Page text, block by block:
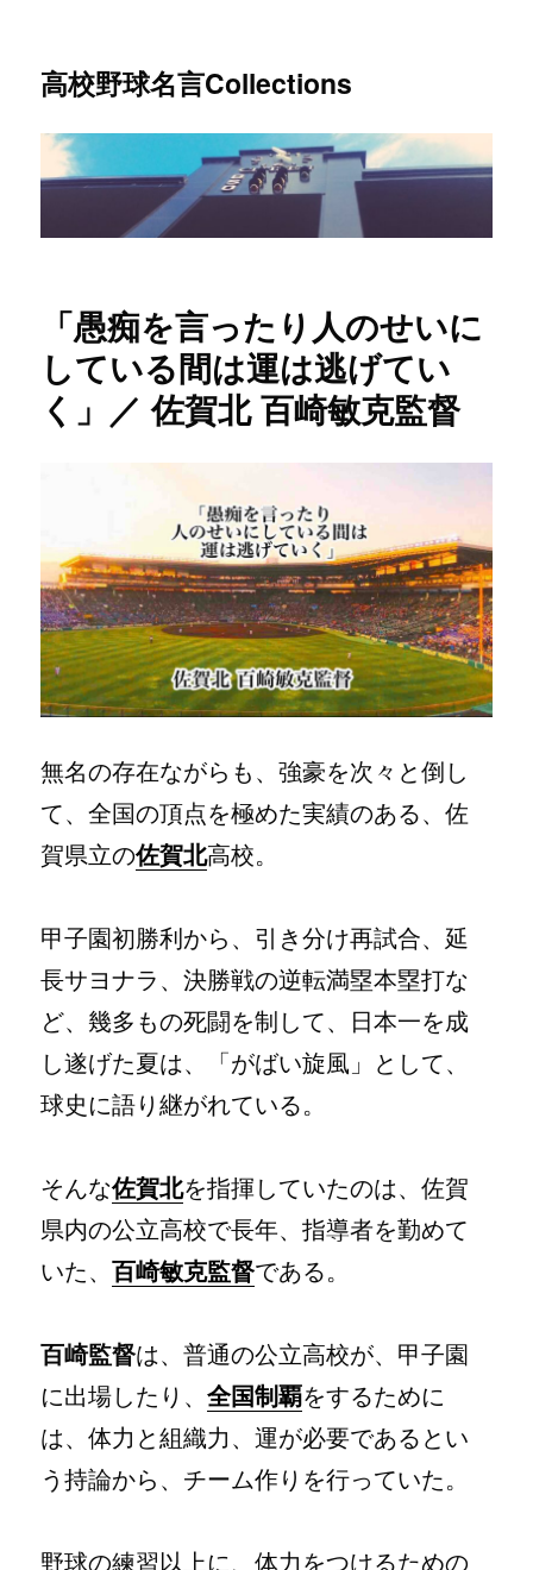
高校野球名言Collections
「愚痴を言ったり人のせいに
している間は運は逃げてい
く」／ 佐賀北 百崎敏克監督
無名の存在ながらも、強豪を次々と倒し
て、全国の頂点を極めた実績のある、佐
賀県立の佐賀北高校。
甲子園初勝利から、引き分け再試合、延
長サヨナラ、決勝戦の逆転満塁本塁打な
ど、幾多もの死闘を制して、日本一を成
し遂げた夏は、「がばい旋風」として、
球史に語り継がれている。
そんな佐賀北を指揮していたのは、佐賀
県内の公立高校で長年、指導者を勤めて
いた、百崎敏克監督である。
百崎監督は、普通の公立高校が、甲子園
に出場したり、全国制覇をするために
は、体力と組織力、運が必要であるとい
う持論から、チーム作りを行っていた。
野球の練習以上に、体力をつけるための